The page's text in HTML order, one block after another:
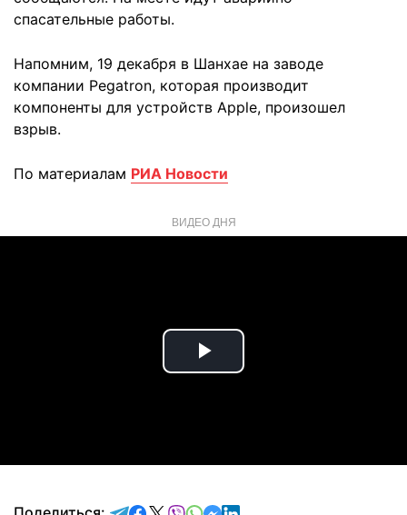
спасательные работы.
Напомним, 19 декабря в Шанхае на заводе
компании Pegatron, которая производит
компоненты для устройств Apple, произошел
взрыв.
По материалам РИА Новости
ВИДЕО ДНЯ
Play
отправить в Telegram
поделиться в Facebook
поделиться в X
отправить в Viber
отправить в Whatsapp
отправить в Messenger
отправить в LinkedIn